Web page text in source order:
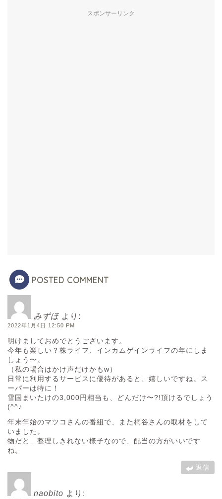
スポンサーリンク
POSTED COMMENT
みずほ より:
2022年1月4日 12:50 PM
明けましておめでとうございます。
今年も楽しい？株ライフ、インカムゲインライフの年にしま
しょう〜。
（私の場合はかけ声だけかもw）
日常に利用するサービスに優待があると、嬉しいですね。ス
ーパーは特に！
雪国まいたけの3,000円相当も、どんだけ〜?!頂けるでしょう
(^^♪
年末年始のマツコさんの番組で、また桐谷さんの取材をして
いました。
物だと…整理しきれない様子なので、配当の方がいいです
ね。
返信
naobito より: